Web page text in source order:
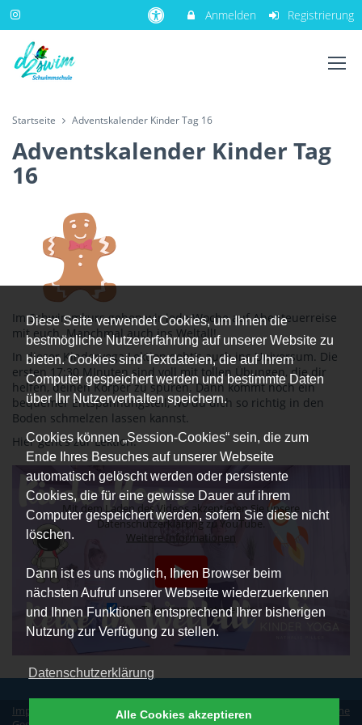
Diese Seite verwendet Cookies, um Ihnen die
bestmögliche Nutzererfahrung auf unserer Website zu
bieten. Cookies sind Textdateien, die auf Ihrem
Computer gespeichert werden und bestimmte Daten
über Ihr Nutzerverhalten speichern.
Cookies können „Session-Cookies“ sein, die zum
Ende Ihres Besuches auf unserer Webseite
automatisch gelöscht werden oder persistente
Cookies, die für eine gewisse Dauer auf ihrem
Computer gespeichert werden, sofern Sie diese nicht
löschen.
Dann ist es uns möglich, Ihren Browser beim
nächsten Aufruf unserer Webseite wiederzuerkennen
und Ihnen Funktionen entsprechend Ihrer bisherigen
Nutzung zur Verfügung zu stellen.
Datenschutzerklärung
Alle Cookies akzeptieren
Anmelden Registrierung
Startseite Adventskalender Kinder Tag 16
Adventskalender Kinder Tag
16
Im Schwimmkurs gehen wir jede Woche auf Abenteuerreise
mit euch. Manchmal auch ins Weltall!
In dieser Kinderyoga Lektion geht's auch ins Universum. Die
ersten 17:30 MInuten sind voll mit tollen Übungen, die dir
helfen, deinen Körper zu spüren. Dann kommt noch ein
bequemer Entspannungsteil, wo du dich so richtig in den
Boden schmelzen lassen kannst.
Hier geht's zur Lektion:
Mit dem Laden des Videos akzeptieren Sie unsere
Datenschutzerklärung zu YouTube.
Weitere Informationen
YouTube immer entsperren
Impressum Datenschutz |Erklärung zur Barrierefreiheit
Allgemeine